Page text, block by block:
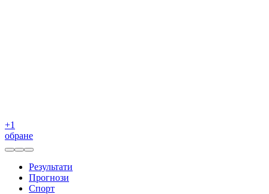
+1
обране
Результати
Прогнози
Спорт